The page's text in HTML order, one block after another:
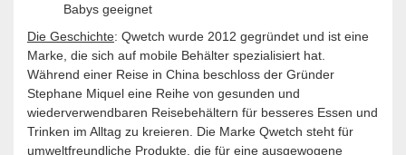
Babys geeignet
Die Geschichte: Qwetch wurde 2012 gegründet und ist eine
Marke, die sich auf mobile Behälter spezialisiert hat.
Während einer Reise in China beschloss der Gründer
Stephane Miquel eine Reihe von gesunden und
wiederverwendbaren Reisebehältern für besseres Essen und
Trinken im Alltag zu kreieren. Die Marke Qwetch steht für
umweltfreundliche Produkte, die für eine ausgewogene